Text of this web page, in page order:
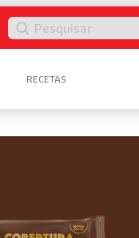
Pesquisar
RECETAS